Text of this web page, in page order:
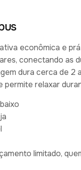
econômica e
conectando as
dura cerca de 2
permite relaxar
limitado,